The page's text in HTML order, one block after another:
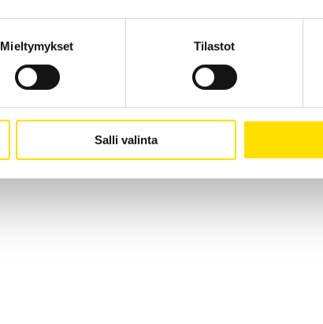
Mieltymykset Tilastot
Salli valinta
Mecmesin tryckplatta
Mecmesin rektangulär tryckplatta för användning med
dynamometrar och dragprovare
LUE LISÄÄ